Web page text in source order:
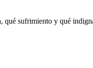
qué sufrimiento y qué